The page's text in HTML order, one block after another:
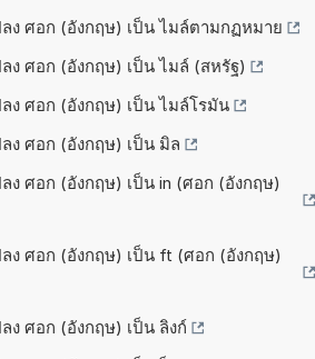
ลง ศอก (อังกฤษ) เป็น ไมล์ตามกฏหมาย
ง ศอก (อังกฤษ) เป็น ไมล์ (สหรัฐ)
ง ศอก (อังกฤษ) เป็น ไมล์โรมัน
ง ศอก (อังกฤษ) เป็น มิล
ง ศอก (อังกฤษ) เป็น in (ศอก (อังกฤษ)
ลง ศอก (อังกฤษ) เป็น ft (ศอก (อังกฤษ)
ง ศอก (อังกฤษ) เป็น ลิงก์